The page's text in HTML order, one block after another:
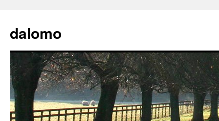
テ
ン
ス
キ
ッ
プ
dalomo